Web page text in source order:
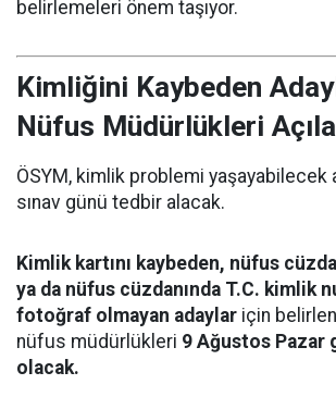
belirlemeleri önem taşıyor.
Kimliğini Kaybeden
Nüfus Müdürlükleri
ÖSYM, kimlik problemi yaşayabilecek
sınav günü tedbir alacak.
Kimlik kartını kaybeden, nüfus
ya da nüfus cüzdanında T.C. kimlik
fotoğraf olmayan adaylar için
nüfus müdürlükleri 9 Ağustos Pazar
olacak.